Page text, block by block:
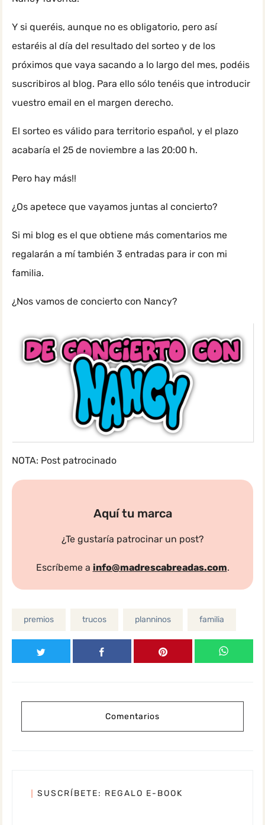
Y si queréis, aunque no es obligatorio, pero así
estaréis al día del resultado del sorteo y de los
próximos que vaya sacando a lo largo del mes, podéis
suscribiros al blog. Para ello sólo tenéis que introducir
vuestro email en el margen derecho.
El sorteo es válido para territorio español, y el plazo
acabaría el 25 de noviembre a las 20:00 h.
Pero hay más!!
¿Os apetece que vayamos juntas al concierto?
Si mi blog es el que obtiene más comentarios me
regalarán a mí también 3 entradas para ir con mi
familia.
¿Nos vamos de concierto con Nancy?
NOTA: Post patrocinado
Aquí tu marca
¿Te gustaría patrocinar un post?
Escríbeme a info@madrescabreadas.com.
premios trucos planninos familia
Comentarios
SUSCRÍBETE: REGALO E-BOOK